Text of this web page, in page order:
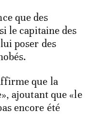
que des
le capitaine des
poser des
que la
ajoutant que «le
encore été